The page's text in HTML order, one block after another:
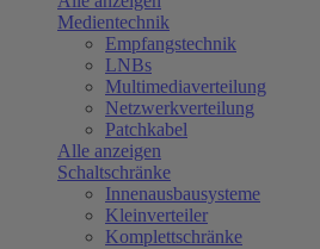
Medientechnik
Empfangstechnik
LNBs
Multimediaverteilung
Netzwerkverteilung
Patchkabel
Alle anzeigen
Schaltschränke
Innenausbausysteme
Kleinverteiler
Komplettschränke